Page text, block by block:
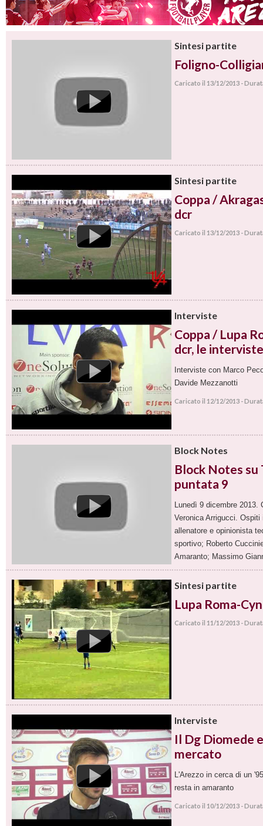
Sintesi partite
Foligno-
Caricato il 13/12/2013 -
Sintesi partite
Coppa /
dcr
Caricato il 13/12/2013 -
Interviste
Coppa / Lupa
dcr, le interviste
Interviste con Marco
Davide Mezzanotti
Caricato il 12/12/2013 -
Block Notes
Block Notes su
puntata 9
Lunedì 9 dicembre 2013.
Veronica Arrigucci.
allenatore e opinionista
sportivo; Roberto
Amaranto; Massimo
Sintesi partite
Lupa Roma-
Caricato il 11/12/2013 -
Interviste
Il Dg Diomede
mercato
L'Arezzo in cerca di un
resta in amaranto
Caricato il 10/12/2013 -